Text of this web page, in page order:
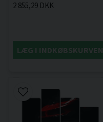
2 855,29 DKK
LÆG I INDKØBSKURVEN